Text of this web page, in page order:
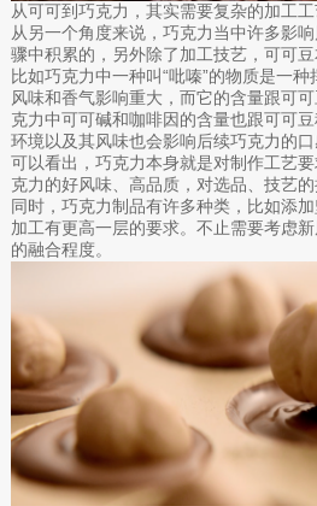
从可可到巧克力，其实需要复杂的加工
从另一个角度来说，巧克力当中许多影
骤中积累的，另外除了加工技艺，可可豆
比如巧克力中一种叫“吡嗪”的物质是一
风味和香气影响重大，而它的含量跟可
克力中可可碱和咖啡因的含量也跟可可
环境以及其风味也会影响后续巧克力的口
可以看出，巧克力本身就是对制作工艺
克力的好风味、高品质，对选品、技艺的
同时，巧克力制品有许多种类，比如添
加工有更高一层的要求。不止需要考虑
的融合程度。